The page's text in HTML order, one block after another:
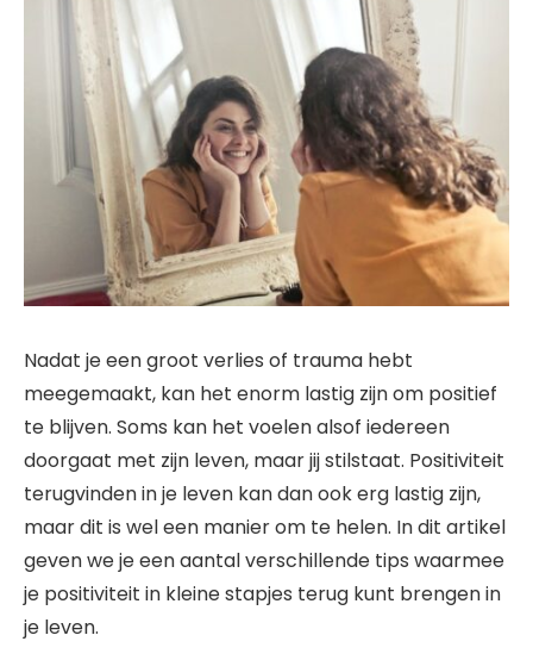
Nadat je een groot verlies of trauma hebt
meegemaakt, kan het enorm lastig zijn om positief
te blijven. Soms kan het voelen alsof iedereen
doorgaat met zijn leven, maar jij stilstaat. Positiviteit
terugvinden in je leven kan dan ook erg lastig zijn,
maar dit is wel een manier om te helen. In dit artikel
geven we je een aantal verschillende tips waarmee
je positiviteit in kleine stapjes terug kunt brengen in
je leven.